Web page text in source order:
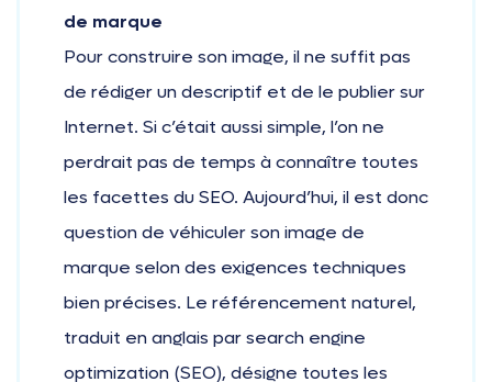
de marque
Pour construire son image, il ne suffit pas
de rédiger un descriptif et de le publier sur
Internet. Si c’était aussi simple, l’on ne
perdrait pas de temps à connaître toutes
les facettes du SEO. Aujourd’hui, il est donc
question de véhiculer son image de
marque selon des exigences techniques
bien précises. Le référencement naturel,
traduit en anglais par search engine
optimization (SEO), désigne toutes les